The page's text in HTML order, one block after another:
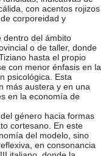
con acentos rojizos
corporeidad y
dentro del ámbito
o de taller, donde
hasta el propio
con menor énfasis en la
psicológica. Esta
más austera y en una
en la economía de
género hacia formas
cortesano. En este
del modelo, sino
en consonancia